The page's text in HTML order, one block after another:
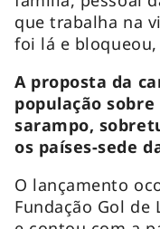
que trabalha na
foi lá e bloqueou,
A proposta da
população
sarampo,
os países-sede
O lançamento
Fundação Gol de